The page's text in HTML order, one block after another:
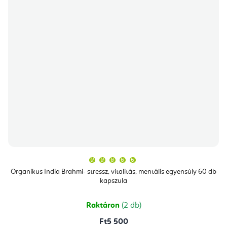
Organikus India Brahmi- stressz, vitalitás, mentális egyensúly 60 db
kapszula
átlagos
értékelése
csillag.
Raktáron (2 db)
Ft5 500